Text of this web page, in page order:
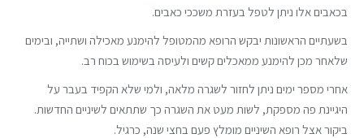
בכאבים אלו ניתן לטפל בעזרת משככי כאבים.
בשעתיים הראשונות יבקש הרופא מהמטופל להימנע מאכילה ושתייה, ובימים
שלאחר מכן להימנע ממאכלים קשים ולעיסה בשימוש בכוח רב.
אחרי מספר ימים ניתן לחזור לשגרה מלאה, ולמי שלא הקפיד בעבר על
היגיינת פה מספקת, לשות מעט את השגרה כך שתתאים לשיניים החדשות.
ביקור אצל רופא השיניים מומלץ פעם בחצי שנה, כרגיל.